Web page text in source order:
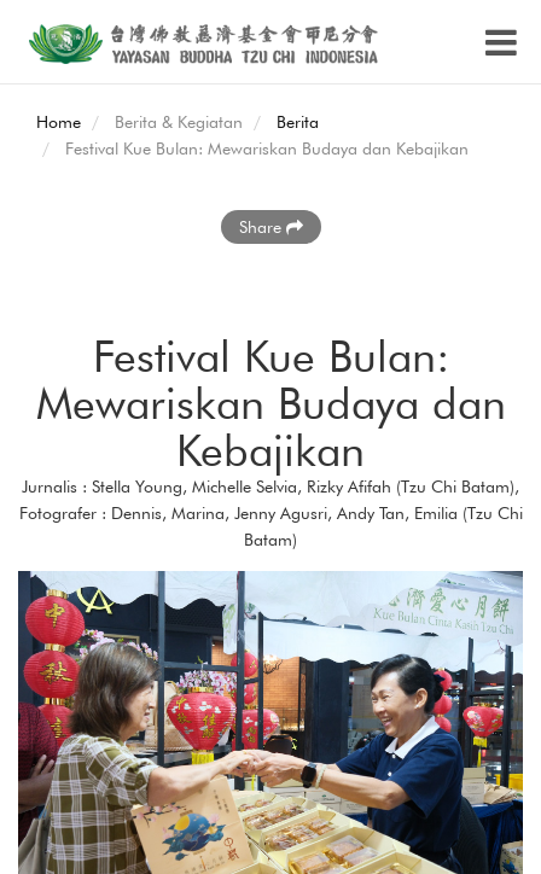
Home Berita & Kegiatan
Berita
Festival Kue Bulan: Mewariskan Budaya dan Kebajikan
Share
Festival Kue Bulan:
Mewariskan Budaya dan
Kebajikan
Jurnalis : Stella Young, Michelle Selvia, Rizky Afifah (Tzu Chi Batam),
Fotografer : Dennis, Marina, Jenny Agusri, Andy Tan, Emilia (Tzu Chi
Batam)